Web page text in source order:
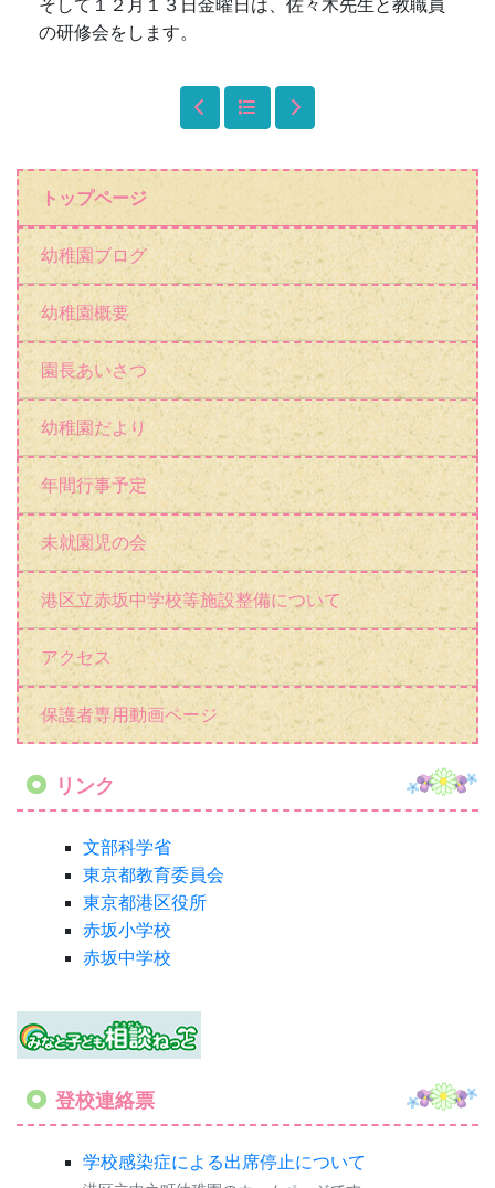
幼稚園概要
年間行事予定
未就園児の会
港区立赤坂中学校等施設整備について
アクセス
保護者専用動画ページ
リンク
文部科学省
東京都教育委員会
東京都港区役所
赤坂小学校
赤坂中学校
登校連絡票
学校感染症による出席停止について
港区立中之町幼稚園のホームページです。
カウンタ
COUNTER 1 1 6
今日 3 4 0